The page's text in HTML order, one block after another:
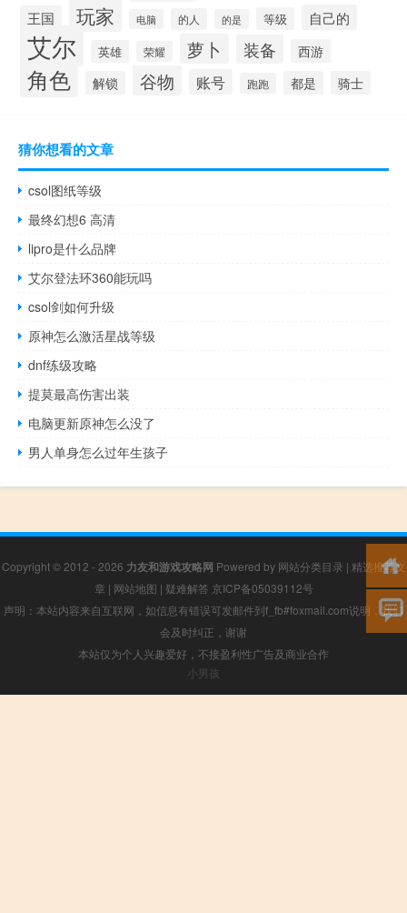
王国 玩家 电脑 的人 的是 等级 自己的
艾尔 英雄 荣耀 萝卜 装备 西游
角色 解锁 谷物 账号 跑跑 都是 骑士
猜你想看的文章
csol图纸等级
最终幻想6 高清
lipro是什么品牌
艾尔登法环360能玩吗
csol剑如何升级
原神怎么激活星战等级
dnf练级攻略
提莫最高伤害出装
电脑更新原神怎么没了
男人单身怎么过年生孩子
Copyright © 2012 - 2026 力友和游戏攻略网 Powered by 网站分类目录 | 精选推荐文
章 | 网站地图 | 疑难解答 京ICP备05039112号
声明：本站内容来自互联网，如信息有错误可发邮件到f_fb#foxmail.com说明，我们
会及时纠正，谢谢
本站仅为个人兴趣爱好，不接盈利性广告及商业合作
小男孩